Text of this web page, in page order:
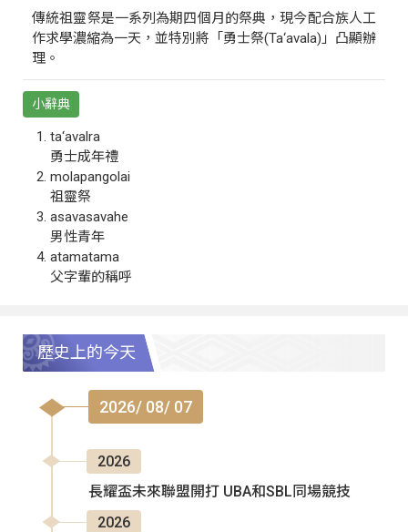
傳統祖靈祭是一系列為期四個月的祭典，現今配合族人工
作求學濃縮為一天，並特別將「勇士祭(Ta‘avala)」凸顯辦
理。
小辭典
ta‘avalra
勇士成年禮
molapangolai
祖靈祭
asavasavahe
男性青年
atamatama
父字輩的稱呼
歷史上的今天
2026/ 08/ 07
2026
長耀盃未來聯盟開打 UBA和SBL同場競技
2026